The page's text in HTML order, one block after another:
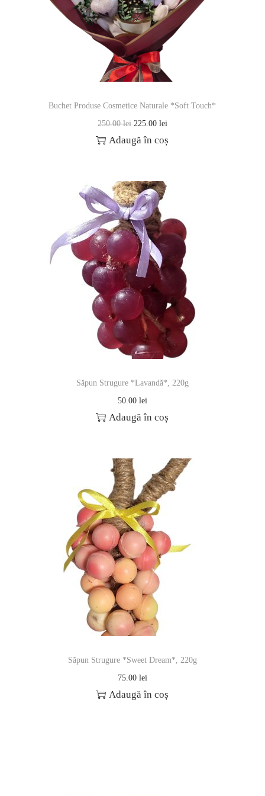
Buchet Produse Cosmetice Naturale *Soft Touch*
250.00lei 225.00 lei
Adaugă în coș
Săpun Strugure *Lavandă*, 220g
50.00 lei
Adaugă în coș
Săpun Strugure *Sweet Dream*, 220g
75.00 lei
Adaugă în coș